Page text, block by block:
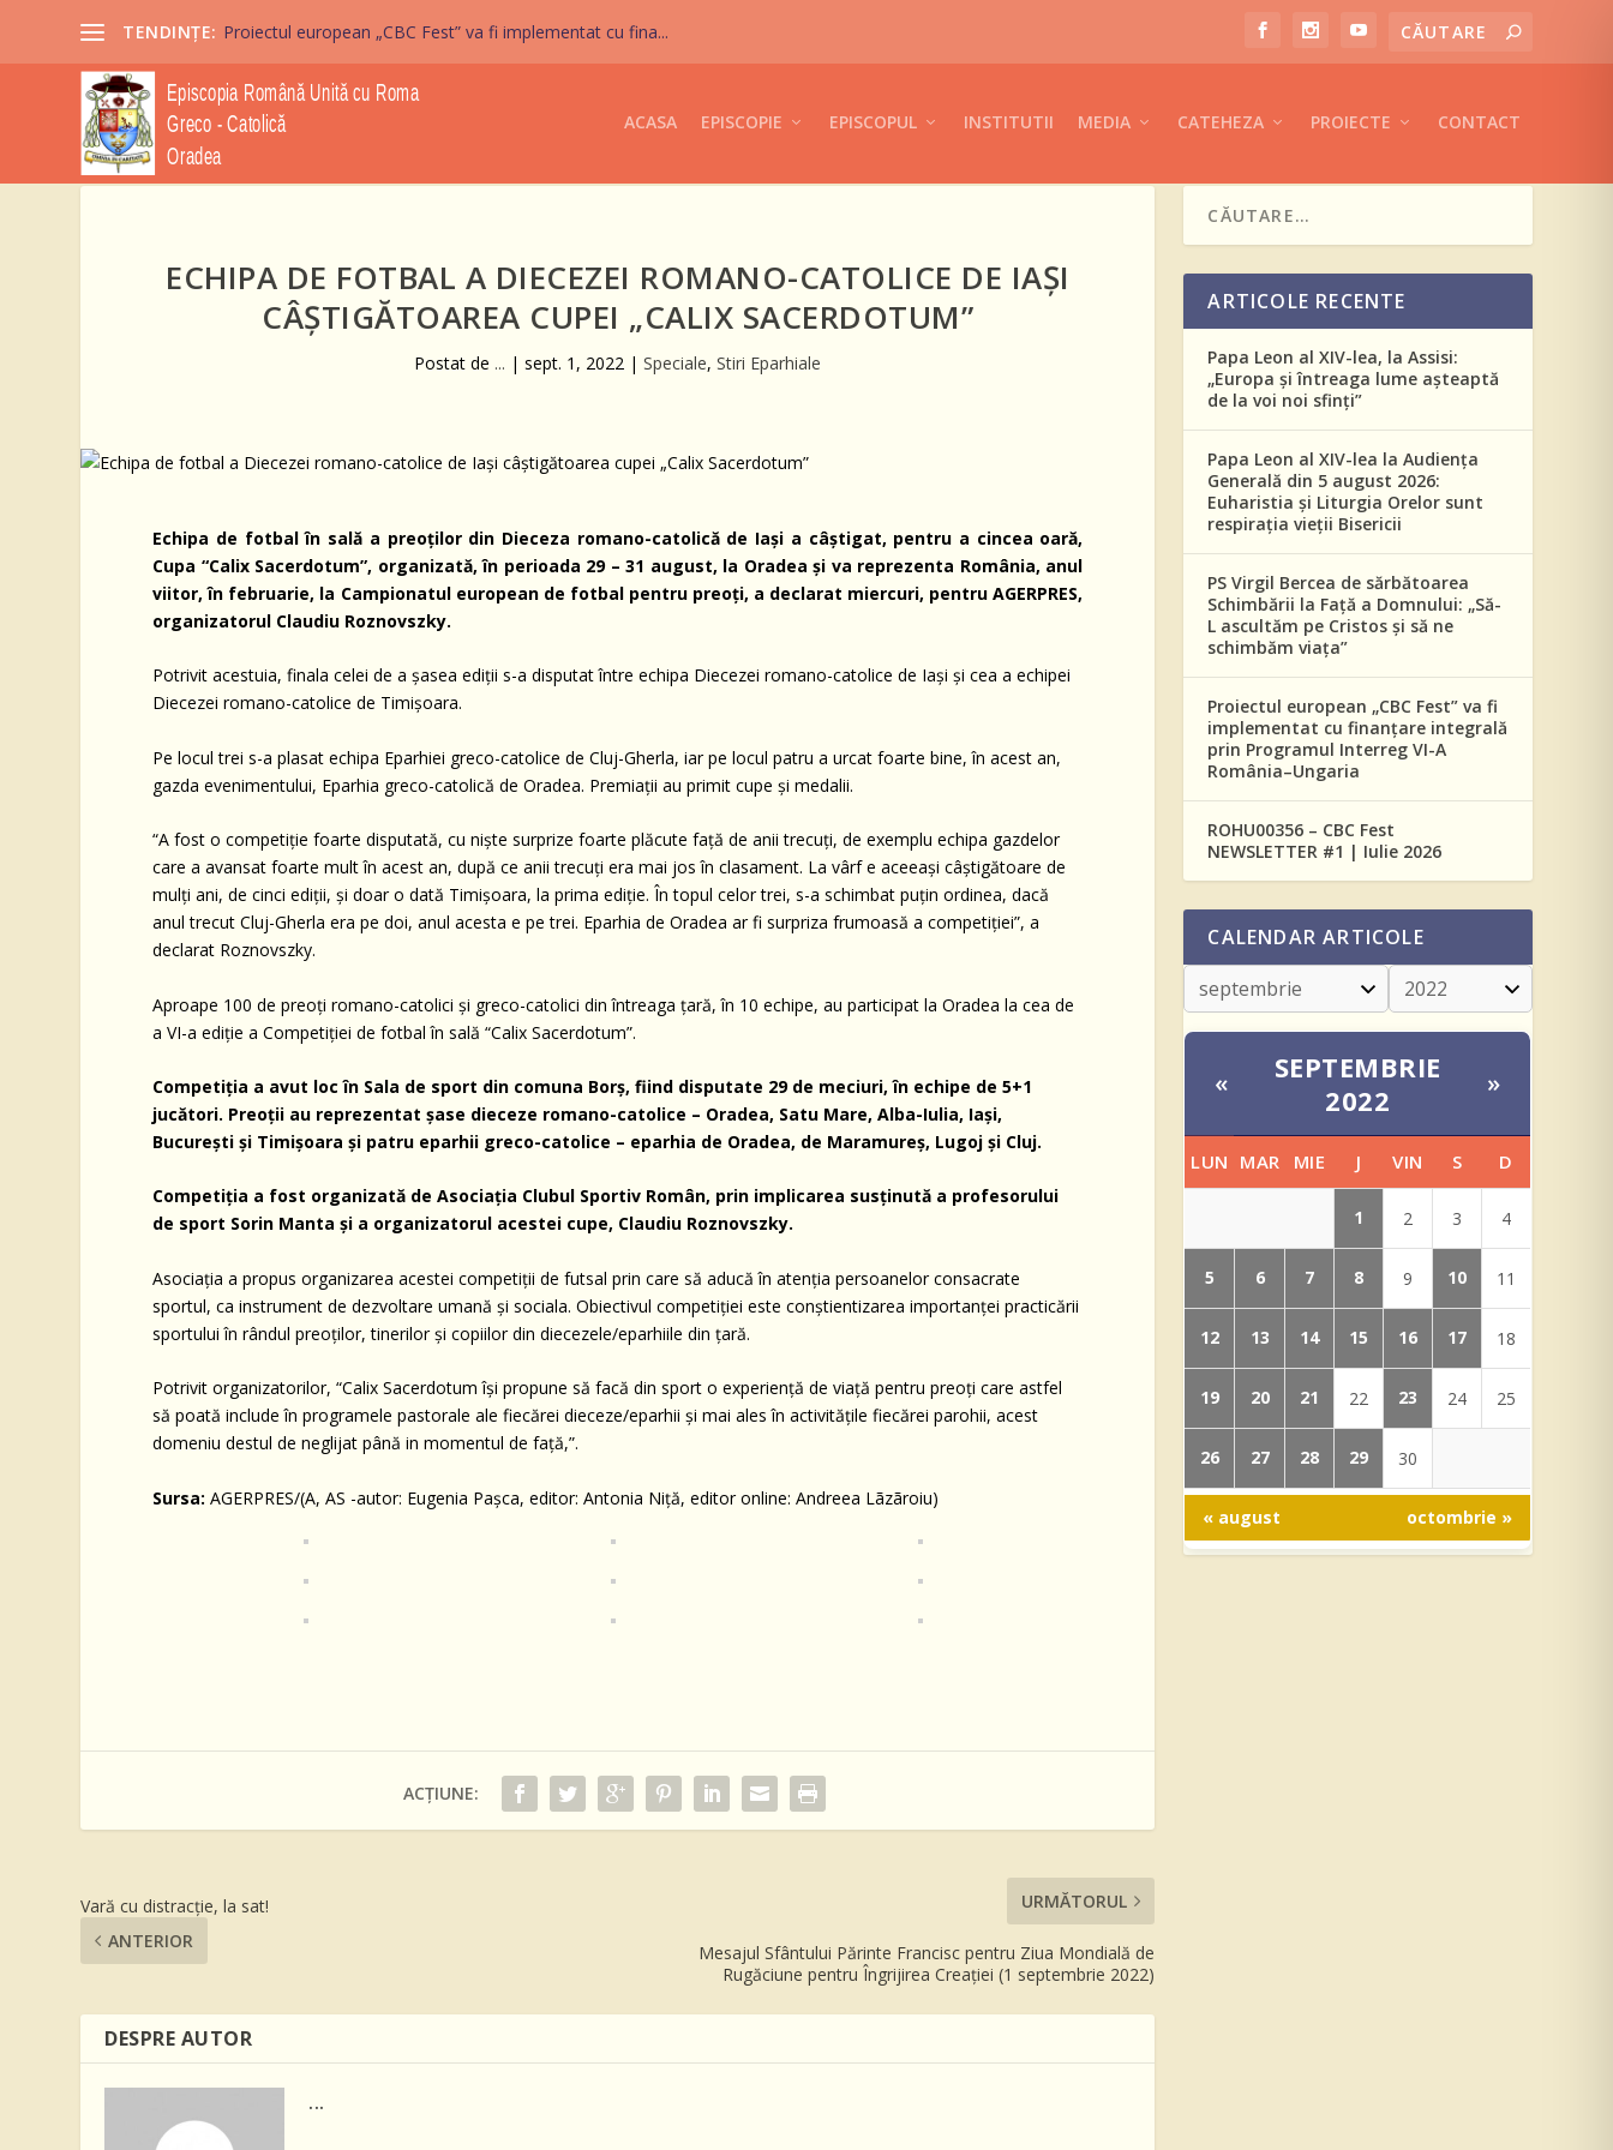
TENDINȚE: Proiectul european „CBC Fest” va fi implementat cu fina...
ACASA EPISCOPIE EPISCOPUL INSTITUTII MEDIA CATEHEZA PROIECTE CONTACT
ECHIPA DE FOTBAL A DIECEZEI ROMANO-CATOLICE DE IAȘI
CÂȘTIGĂTOAREA CUPEI „CALIX SACERDOTUM”
Postat de ... |sept. 1, 2022 |Speciale,Stiri Eparhiale
Echipa de fotbal în sală a preoţilor din Dieceza romano-catolică de Iaşi a câştigat, pentru a cincea oară,
Cupa “Calix Sacerdotum”, organizată, în perioada 29 – 31 august, la Oradea şi va reprezenta România, anul
viitor, în februarie, la Campionatul european de fotbal pentru preoţi, a declarat miercuri, pentru AGERPRES,
organizatorul Claudiu Roznovszky.
Potrivit acestuia, finala celei de a şasea ediţii s-a disputat între echipa Diecezei romano-catolice de Iaşi şi cea a echipei
Diecezei romano-catolice de Timişoara.
Pe locul trei s-a plasat echipa Eparhiei greco-catolice de Cluj-Gherla, iar pe locul patru a urcat foarte bine, în acest an,
gazda evenimentului, Eparhia greco-catolică de Oradea. Premiaţii au primit cupe şi medalii.
“A fost o competiţie foarte disputată, cu nişte surprize foarte plăcute faţă de anii trecuţi, de exemplu echipa gazdelor
care a avansat foarte mult în acest an, după ce anii trecuţi era mai jos în clasament. La vârf e aceeaşi câştigătoare de
mulţi ani, de cinci ediţii, şi doar o dată Timişoara, la prima ediţie. În topul celor trei, s-a schimbat puţin ordinea, dacă
anul trecut Cluj-Gherla era pe doi, anul acesta e pe trei. Eparhia de Oradea ar fi surpriza frumoasă a competiţiei”, a
declarat Roznovszky.
Aproape 100 de preoţi romano-catolici şi greco-catolici din întreaga ţară, în 10 echipe, au participat la Oradea la cea de
a VI-a ediţie a Competiţiei de fotbal în sală “Calix Sacerdotum”.
Competiţia a avut loc în Sala de sport din comuna Borş, fiind disputate 29 de meciuri, în echipe de 5+1
jucători. Preoţii au reprezentat şase dieceze romano-catolice – Oradea, Satu Mare, Alba-Iulia, Iaşi,
Bucureşti şi Timişoara şi patru eparhii greco-catolice – eparhia de Oradea, de Maramureş, Lugoj şi Cluj.
Competiţia a fost organizată de Asociaţia Clubul Sportiv Român, prin implicarea susţinută a profesorului
de sport Sorin Manta şi a organizatorul acestei cupe, Claudiu Roznovszky.
Asociaţia a propus organizarea acestei competiţii de futsal prin care să aducă în atenţia persoanelor consacrate
sportul, ca instrument de dezvoltare umană şi sociala. Obiectivul competiţiei este conştientizarea importanţei practicării
sportului în rândul preoţilor, tinerilor şi copiilor din diecezele/eparhiile din ţară.
Potrivit organizatorilor, “Calix Sacerdotum îşi propune să facă din sport o experienţă de viaţă pentru preoţi care astfel
să poată include în programele pastorale ale fiecărei dieceze/eparhii şi mai ales în activităţile fiecărei parohii, acest
domeniu destul de neglijat până in momentul de faţă,”.
Sursa: AGERPRES/(A, AS -autor: Eugenia Paşca, editor: Antonia Niţă, editor online: Andreea Lãzãroiu)
ACȚIUNE:
Vară cu distracție, la sat!
ANTERIOR
URMĂTORUL
Mesajul Sfântului Părinte Francisc pentru Ziua Mondială de
Rugăciune pentru Îngrijirea Creaţiei (1 septembrie 2022)
DESPRE AUTOR
...
ARTICOLE RECENTE
Papa Leon al XIV-lea, la Assisi:
„Europa și întreaga lume așteaptă
de la voi noi sfinți”
Papa Leon al XIV-lea la Audiența
Generală din 5 august 2026:
Euharistia și Liturgia Orelor sunt
respirația vieții Bisericii
PS Virgil Bercea de sărbătoarea
Schimbării la Față a Domnului: „Să-
L ascultăm pe Cristos și să ne
schimbăm viața”
Proiectul european „CBC Fest” va fi
implementat cu finanțare integrală
prin Programul Interreg VI-A
România–Ungaria
ROHU00356 – CBC Fest
NEWSLETTER #1 | Iulie 2026
CALENDAR ARTICOLE
«
SEPTEMBRIE
2022
»
LUN MAR MIE J VIN S D
1 2 3 4
5 6 7 8 9 10 11
12 13 14 15 16 17 18
19 20 21 22 23 24 25
26 27 28 29 30
« august octombrie »